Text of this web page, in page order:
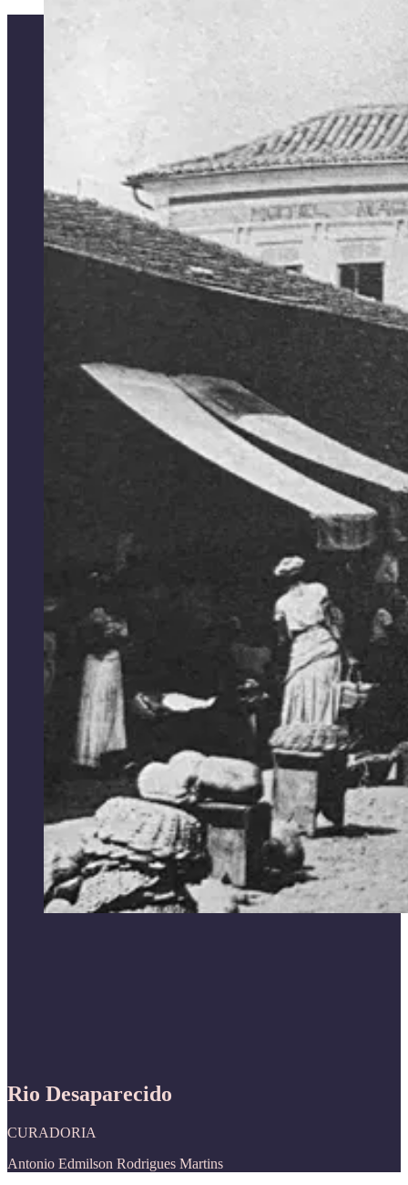
Rio Desaparecido
CURADORIA
Antonio Edmilson Rodrigues Martins